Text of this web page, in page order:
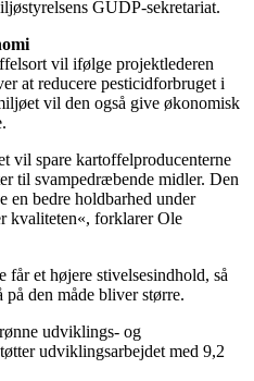
GUDP-sekretariat.
vil ifølge projektlederen
at reducere pesticidforbruget i
vil den også give økonomisk
vil spare kartoffelproducenterne
til svampedræbende midler. Den
en bedre holdbarhed under
kvaliteten«, forklarer Ole
får et højere stivelsesindhold, så
den måde bliver større.
udviklings- og
udviklingsarbejdet med 9,2